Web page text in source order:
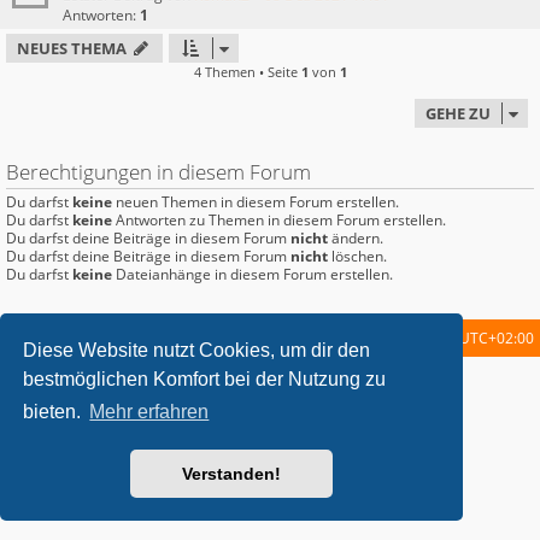
Diese Website nutzt Cookies, um dir den
bestmöglichen Komfort bei der Nutzung zu
bieten. Mehr erfahren
Verstanden!
Antworten: 1
NEUES THEMA
4 Themen • Seite 1 von 1
GEHE ZU
Berechtigungen in diesem Forum
Du darfst keine neuen Themen in diesem Forum erstellen.
Du darfst keineAntworten zu Themen in diesem Forum erstellen.
Du darfst deine Beiträge in diesem Forum nichtändern.
Du darfst deine Beiträge in diesem Forum nicht löschen.
Du darfst keine Dateianhänge in diesem Forum erstellen.
Startseite Foren-Übersicht UTC+02:00
metrolike style byEric SeguinUpdated for phpBB3.2 by
Powered by
Deutsche Übersetzung durch